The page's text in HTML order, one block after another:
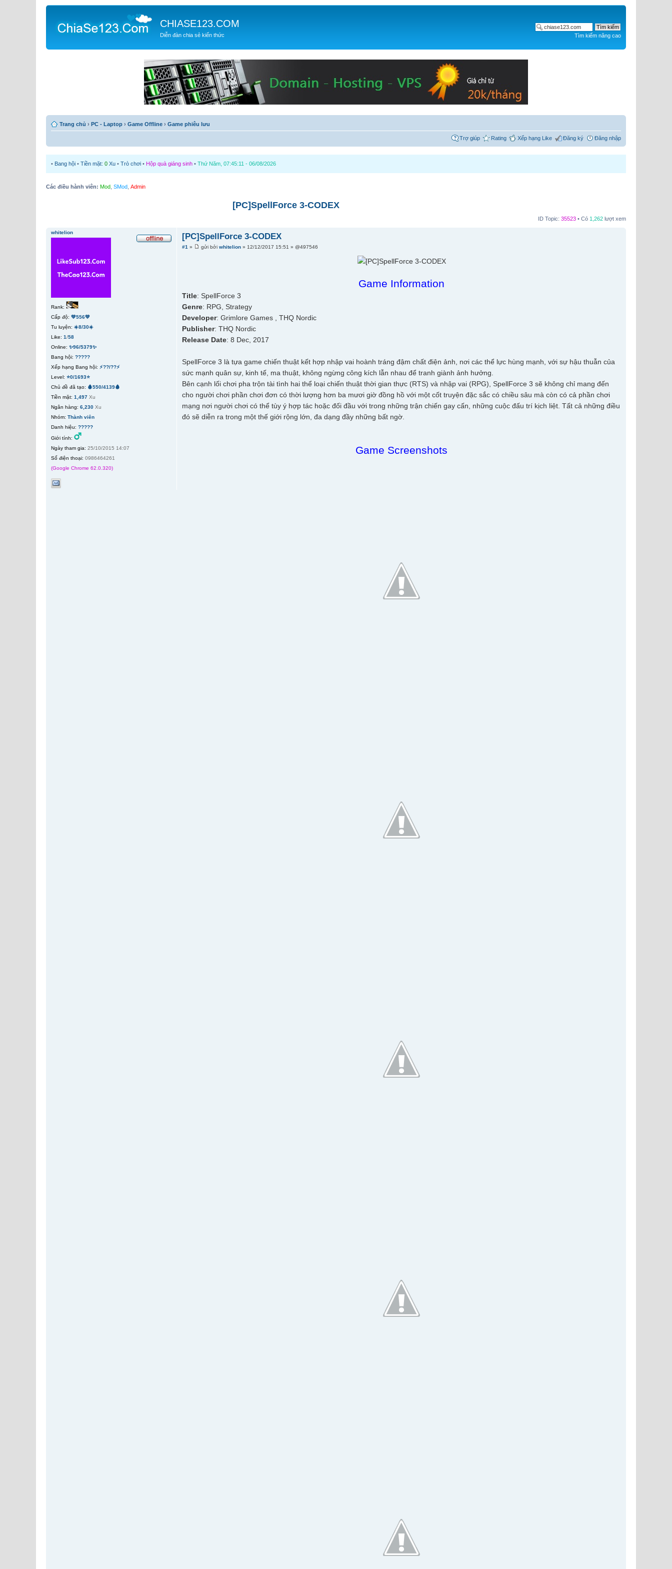
CHIASE123.COM
Diễn đàn chia sẻ kiến thức Tìm kiếm nâng cao
Trang chủ › PC - Laptop › Game Offline › Game phiêu lưu
Trợ giúp Rating Xếp hạng Like Đăng ký Đăng nhập
• Bang hội • Tiền mặt: 0 Xu • Trò chơi • Hộp quà giáng sinh • Thứ Năm, 07:45:11 - 06/08/2026
Các điều hành viên: Mod SMod Admin
[PC]SpellForce 3-CODEX
ID Topic: 35523 • Có 1,262 lượt xem
[PC]SpellForce 3-CODEX
#1 » gửi bởiwhitelion » 12/12/2017 15:51 » @497546
Game Information
Title: SpellForce 3
Genre: RPG, Strategy
Developer: Grimlore Games , THQ Nordic
Publisher: THQ Nordic
Release Date: 8 Dec, 2017
SpellForce 3 là tựa game chiến thuật kết hợp nhập vai hoành tráng đậm chất điện ảnh, nơi các thể lực hùng mạnh, với sự hậu thuẫn của
sức mạnh quân sự, kinh tế, ma thuật, không ngừng công kích lẫn nhau để tranh giành ảnh hưởng.
Bên cạnh lối chơi pha trộn tài tình hai thể loại chiến thuật thời gian thực (RTS) và nhập vai (RPG), SpellForce 3 sẽ không chỉ mang đến
cho người chơi phần chơi đơn có thời lượng hơn ba mươi giờ đồng hồ với một cốt truyện đặc sắc có chiều sâu mà còn có cả phần chơi
mạng nơi người chơi có thể tùy ý hợp tác hoặc đối đầu với trong những trận chiến gay cấn, những cuộc đấu trí kịch liệt. Tất cả những điều
đó sẽ diễn ra trong một thế giới rộng lớn, đa dạng đầy những bất ngờ.
Game Screenshots
whitelion
Rank:
Cấp độ: 💚556💚
Tu luyện: ☀️8/30☀️
Like: 1/58
Online: ✨96/5379✨
Bang hội: ?????
Xếp hạng Bang hội: ⚡??/??⚡
Level: ⭐0/1693⭐
Chủ đề đã tạo: 🩸550/4139🩸
Tiền mặt: 1,497 Xu
Ngân hàng: 6,230 Xu
Nhóm: Thành viên
Danh hiệu: ?????
Giới tính:
Ngày tham gia: 25/10/2015 14:07
Số điện thoại: 0986464261
(Google Chrome 62.0.320)